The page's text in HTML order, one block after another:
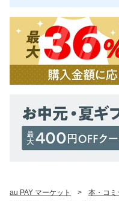
au PAY マーケット > 本・コミ